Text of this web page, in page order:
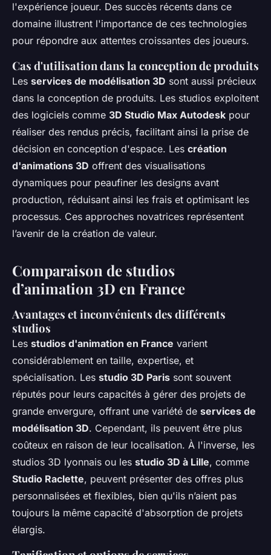
l'expérience joueur. Des succès récents dans ce
domaine illustrent l'importance de ces technologies
pour répondre aux attentes croissantes des joueurs.
Cas d'utilisation dans la conception de produits
Les services de modélisation 3D sont aussi précieux
dans la conception de produits. Les studios exploitent
des logiciels comme 3D Studio Max Autodesk pour
réaliser des rendus précis, facilitant ainsi la prise de
décision en conception d'espace. Les création
d'animations 3D offrent des visualisations
dynamiques pour peaufiner les designs avant
production, réduisant ainsi les frais et optimisant les
processus. Ces approches novatrices représentent
l’avenir de la création de valeur.
Comparaison de studios
d’animation 3D en France
Avantages et inconvénients des différents
studios
Les studios d'animation en France varient
considérablement en taille, expertise, et
spécialisation. Les studio 3D Paris sont souvent
réputés pour leurs capacités à gérer des projets de
grande envergure, offrant une variété de services de
modélisation 3D. Cependant, ils peuvent être plus
coûteux en raison de leur localisation. À l'inverse, les
studios 3D lyonnais ou les studio 3D à Lille, comme
Studio Raclette, peuvent présenter des offres plus
personnalisées et flexibles, bien qu'ils n’aient pas
toujours la même capacité d'absorption de projets
élargis.